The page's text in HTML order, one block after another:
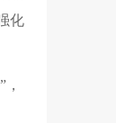
化